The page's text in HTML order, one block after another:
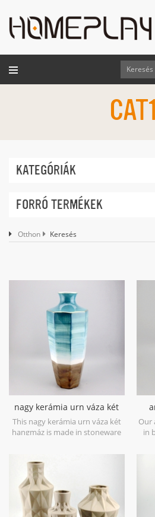
CAT1
KATEGÓRIÁK
FORRÓ TERMÉKEK
Otthon Keresés
nagy kerámia urn váza két
hangmáz
This nagy kerámia urn váza két
hangmáz is made in stoneware
hand crafted so the color is
variance,two size options with
19.7''h and 16.7''h.
Our
in